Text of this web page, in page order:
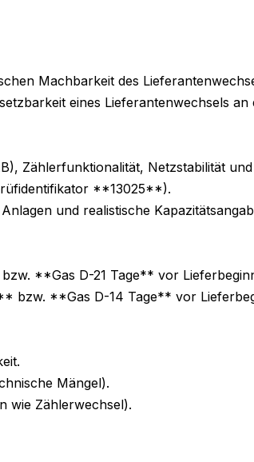
Machbarkeit des
eines Lieferantenwechsels
Zählerfunktionalität, Netzstabilität und
**13025**).
und realistische
**Gas D-21 Tage** vor
**Gas D-14 Tage** vor